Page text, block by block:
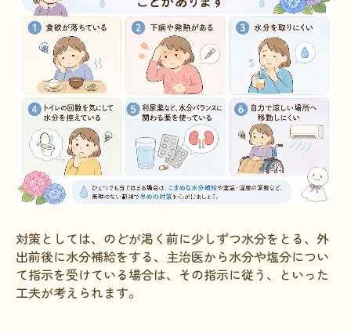
対策としては、のどが渇く前に少しずつ水分をとる、外
出前後に水分補給をする、主治医から水分や塩分につい
て指示を受けている場合は、その指示に従う、といった
工夫が考えられます。